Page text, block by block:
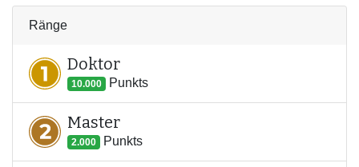
Ränge
Doktor
10.000 Punkts
Master
2.000 Punkts